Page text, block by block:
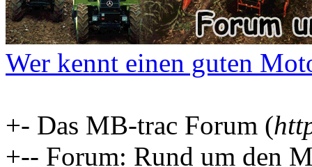
Wer kennt einen guten
+- Das MB-trac Forum (
+-- Forum: Rund um den